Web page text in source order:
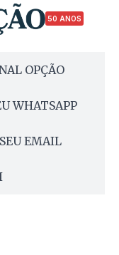
50 ANOS
OPÇÃO
WHATSAPP
EMAIL